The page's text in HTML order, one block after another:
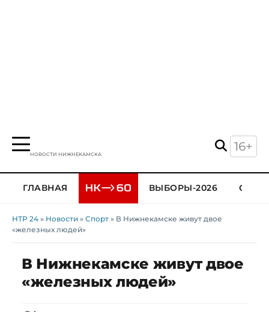
НОВОСТИ НИЖНЕКАМСКА
16+
ГЛАВНАЯ ВЫБОРЫ-2026
НТР 24 » Новости » Спорт » В Нижнекамске живут двое
«железных людей»
В Нижнекамске живут двое
«железных людей»